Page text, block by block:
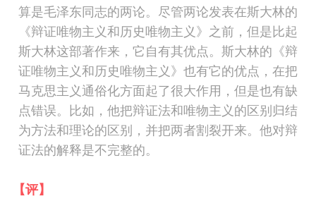
算是毛泽东同志的两论。尽管两论发表在斯大林的
《辩证唯物主义和历史唯物主义》之前，但是比起
斯大林这部著作来，它自有其优点。斯大林的《辩
证唯物主义和历史唯物主义》也有它的优点，在把
马克思主义通俗化方面起了很大作用，但是也有缺
点错误。比如， 他把辩证法和唯物主义的区别归结
为方法和理论的区别，并把两者割裂开来。他对辩
证法的解释是不完整的。
【评】